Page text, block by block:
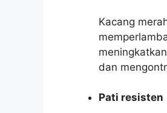
Kacang
dan
Pati resisten